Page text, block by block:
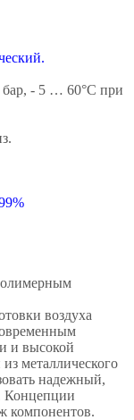
- 5 … 60°С при
%
воздуха
и высокой
металлического
надежный,
Концепции
компонентов.